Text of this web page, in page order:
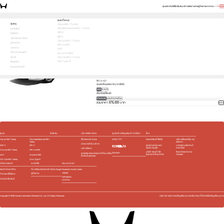
รุ่นรถเทคโนโลยีโปรโมชันบริการหลังการขายผู้จำหน่ายบทความENTH
รุ่นรถ
เทคโนโลยี
โปรโมชัน
บริการหลังการขาย
ผู้จำหน่าย
บทความ
เกี่ยวกับฮอนด้า
อื่นๆ
ติดต่อเรา
ร่วมงานกับเรา
รุ่นรถทั้งหมด
City (e:HEV / Turbo)
City Hatchback (e:HEV / Turbo)
WR-V
BR-V
Civic (e:HEV / Turbo)
HR-V e:HEV
e:N1
Accord e:HEV
CR-V (e:HEV / Turbo)
Civic Type R
บอกสิ่งที่สนใจ เพื่อรับโปรตรงใจคุณ
3
สีดำ เบาะผ้า
คุณสนใจชุดแต่ง City S หรือไม่
สนใจ ไม่สนใจ
เลือกโปรที่โดนใจ
ชำระเงินสด ผ่อนชำระรายเดือน
รวมราคา 575,000 บาท ถัดไป
รุ่นรถ
City (e:HEV / Turbo)
City Hatchback (e:HEV /
Turbo)
WR-V
BR-V
Civic (e:HEV / Turbo)
HR-V e:HEV
e:N1
Accord e:HEV
CR-V (e:HEV / Turbo)
Civic Type R
โปรโมชัน
บริการหลังการขาย
เช็กรถยนต์ตามระยะ
นัดหมายเข้ารับบริการ
บริการพิเศษ
ตรวจสอบรถยนต์ฮอนด้าที่ต้อง เปลี่ยน
ชิ้นส่วนในชุดถุงลม
ศูนย์บริการข้อมูลฮอนด้า 24 ชั่วโมง
0 2341 7777
ติดต่อเรา
อื่นๆ
รถยนต์ฮอนด้าใช้แล้ว
นโยบายสิ่งแวดล้อม และ
พลังงาน
ชุดอุปกรณ์ตกแต่ง​
ฮอนด้า โมดูโล
มาตรฐานผลิตภัณฑ์
ฉลากเขียว
บริษัท ฮอนด้า ลีส
ซิ่ง(ประเทศไทย) จำกัด
Blue Skies For Our
Children
เกี่ยวกับฮอนด้า
ฮอนด้าประเทศไทย
กิจกรรมเพื่อสังคม
ข่าวประชาสัมพันธ์
เทคโนโลยี
ที่มาพร้อมแอปและบริการของ Google
ผู้จำหน่าย
ร่วมงานกับเรา
Facebook Honda Career
Jobsdb
JobTopGun
บทความ
Copyright ©2026Honda Automobile (Thailand) Co., Ltd. All Rights Reserved. นโยบายการคุ้มครองข้อมูลส่วนบุคคลนโยบายคุกกี้ติดต่อเรื่องข้อมูลส่วนบุคคล